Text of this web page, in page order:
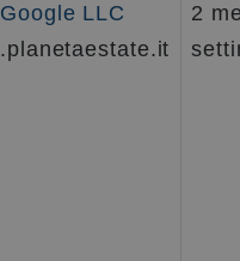
Google LLC
.planetaestate.it
2